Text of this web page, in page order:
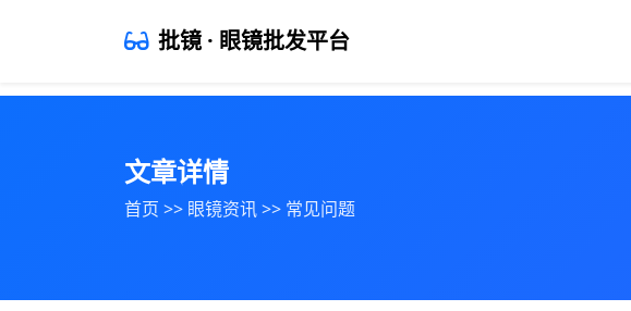
批镜 · 眼镜批发平台
文章详情
首页 >> 眼镜资讯>> 常见问题